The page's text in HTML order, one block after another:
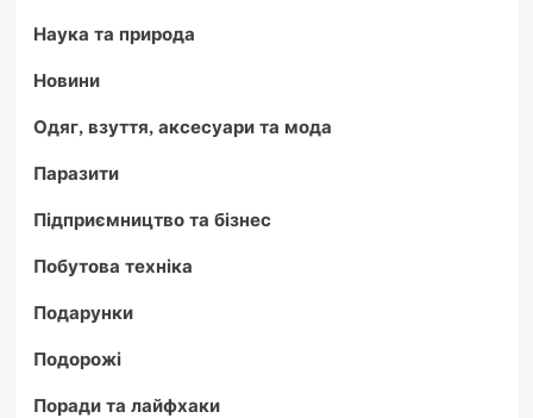
Наука та природа
Новини
Одяг, взуття, аксесуари та мода
Паразити
Підприємництво та бізнес
Побутова техніка
Подарунки
Подорожі
Поради та лайфхаки